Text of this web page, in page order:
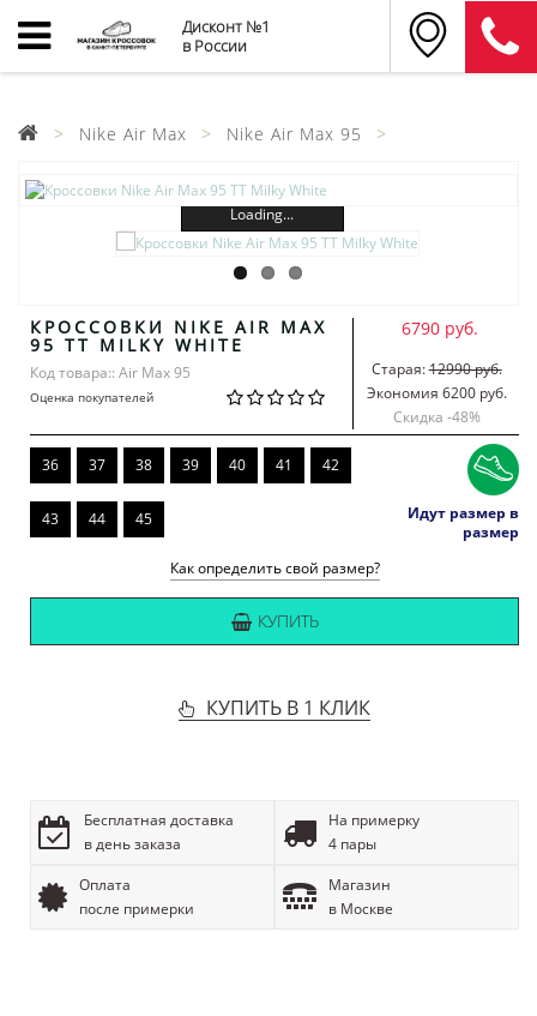
Дисконт №1
в России
Nike Air Max Nike Air Max 95
Loading...
КРОССОВКИ NIKE AIR MAX
95 TT MILKY WHITE
Код товара:: Air Max 95
Оценка покупателей
6790 руб.
Старая:12990 руб.
Экономия 6200 руб.
Скидка -48%
36 37 38 39 40 41 42
43 44 45
Идут размер в
размер
Как определить свой размер?
КУПИТЬ
КУПИТЬ В 1 КЛИК
Бесплатная доставка
в день заказа
На примерку
4 пары
Оплата
после примерки
Магазин
в Москве